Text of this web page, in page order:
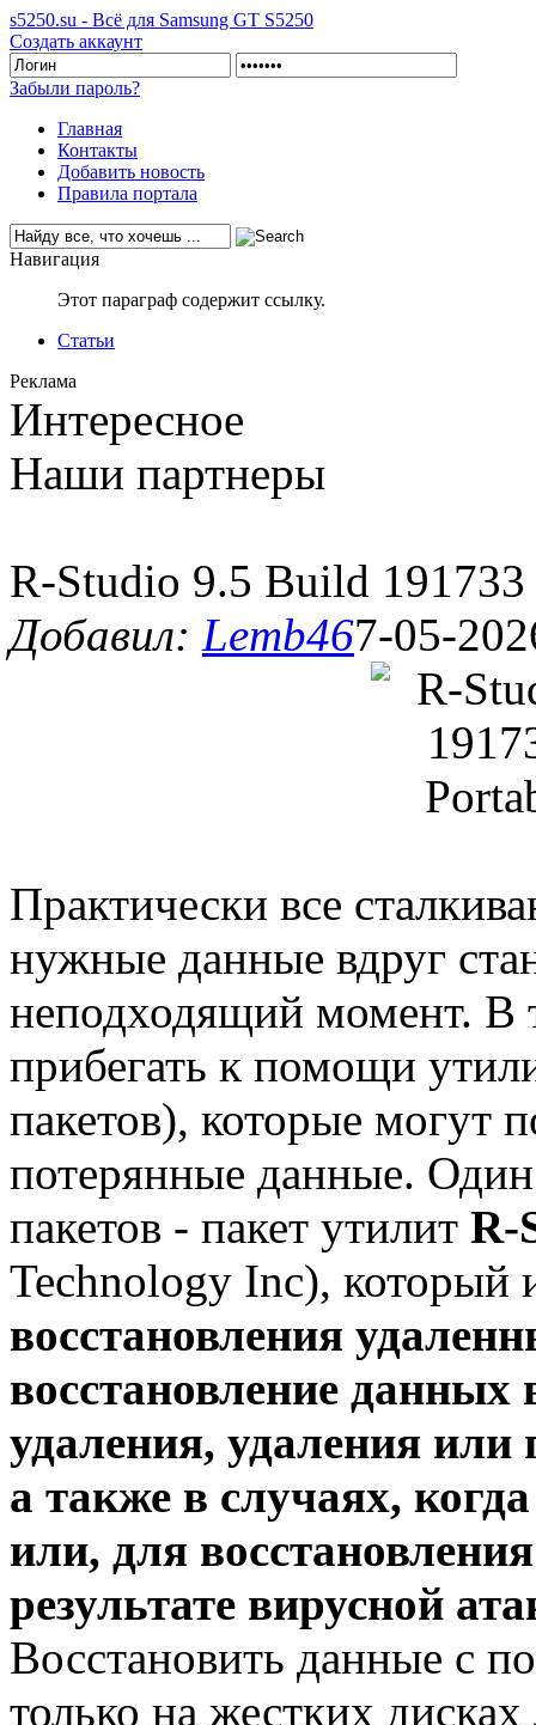
s5250.su - Всё для Samsung GT S5250
Создать аккаунт
Забыли пароль?
Главная
Контакты
Добавить новость
Правила портала
Навигация
Этот параграф содержит ссылку.
Статьи
Реклама
Интересное
Наши партнеры
R-Studio 9.5 Build
Добавил: Lemb467-05-
Практически все
нужные данные вдруг
неподходящий момент. В
прибегать к помощи
пакетов), которые могут
потерянные данные.
пакетов - пакет утилит R-
Technology Inc), который
восстановления
восстановление
удаления, удаления или
а также в случаях,
или, для
результате вирусной
Восстановить данные с
только на жестких